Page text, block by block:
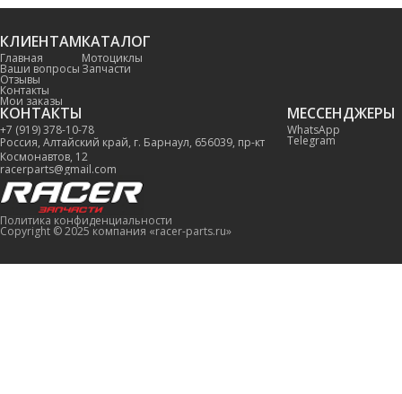
КЛИЕНТАМ
Главная
Ваши вопросы
Отзывы
Контакты
Мои заказы
КАТАЛОГ
Мотоциклы
Запчасти
КОНТАКТЫ
+7 (919) 378-10-78
Россия, Алтайский край, г. Барнаул, 656039, пр-кт
Космонавтов, 12
racerparts@gmail.com
МЕССЕНДЖЕРЫ
WhatsApp
Telegram
Политика конфиденциальности
Copyright © 2025 компания «racer-parts.ru»